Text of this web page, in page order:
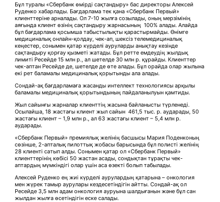
Бұл туралы «Сбербанк өмірді сақтандыру» бас директоры Алексей
Руденко хабарлады. Бағдарлама тек қана «Сбербанк Первый»
клиенттеріне арналады. Ол 7-10 жылға созылады, оның мерзімінің
аяғында клиент өзінің сақтандыру жарнасының 100% алады. Алайда
бұл бағдарлама қосымша табыстылықты қарастырмайды. Өнімге
медициналық онлайн-қолдау, чек-ап, шексіз телемедициналық
кеңестер, сонымен қатар күрделі ауруларды анықтау кезінде
сақтандыру қорғау қызметі жатады. Бұл ретте емдеудің жылдық
лимиті Ресейде 15 млн р., ал шетелде 30 млн р. құрайды. Клиенттер
чек-аптан Ресейде де, шетелде де өте алады. Бұл орайда олар жылына
екі рет баламалы медициналық қорытынды ала алады.
Сондай-ақ бағдарламаға жасанды интеллект технологиясы арқылы
баламалы медициналық қорытындының пайдаланылуын қамтиды.
Жыл сайынғы жарналар клиенттің жасына байланысты түрленеді.
Осылайша, 18 жастағы клиент жыл сайын 461,5 тыс. р. аударады, 50
жастағы клиент – 1,9 млн р., ал 63 жастағы клиент – 5,4 млн р.
аударады.
«Сбербанк Первый» премиялық желінің басшысы Мария Поденконың
сөзінше, 2-апталық пилоттық жобасы барысында бұл полисті желінің
28 клиенті сатып алды. Сонымен қатар ол «Сбербанк Первый»
клиенттерінің көбісі 50 жастан асады, сондықтан тұрақты чек-
аптардың мүмкіндігі олар үшін аса өзекті болып табылады.
Алексей Руденко ең жиі күрделі аурулардың қатарына – онкология
мен жүрек тамыр аурулары кездесетіндігін айтты. Сондай-ақ ол
Ресейде 3,5 млн адам онкология ауруына шалдығанын және бұл сан
жылдан жылға өсетіндігін еске салады.